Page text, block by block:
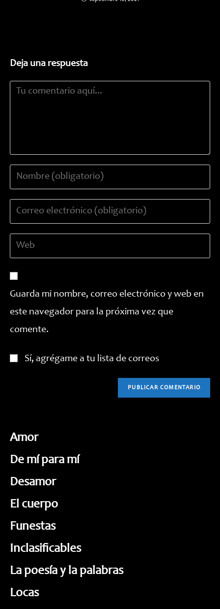
Deja una respuesta
Comentario
usuario
para
de
para
comentar
(opcional)
Guarda mi nombre, correo electrónico y web en
este navegador para la próxima vez que
comente.
Sí, agrégame a tu lista de correos
Amor
De mí para mí
Desamor
El cuerpo
Funestas
Inclasificables
La poesía y la palabras
Locas